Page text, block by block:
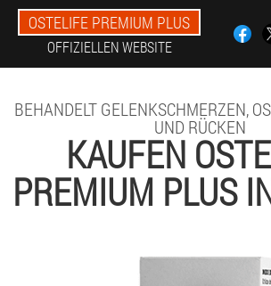
OSTELIFE PREMIUM PLUS
OFFIZIELLEN WEBSITE
BEHANDELT GELENKSCHMERZEN,
UND RÜCKEN
KAUFEN
PREMIUM PLUS